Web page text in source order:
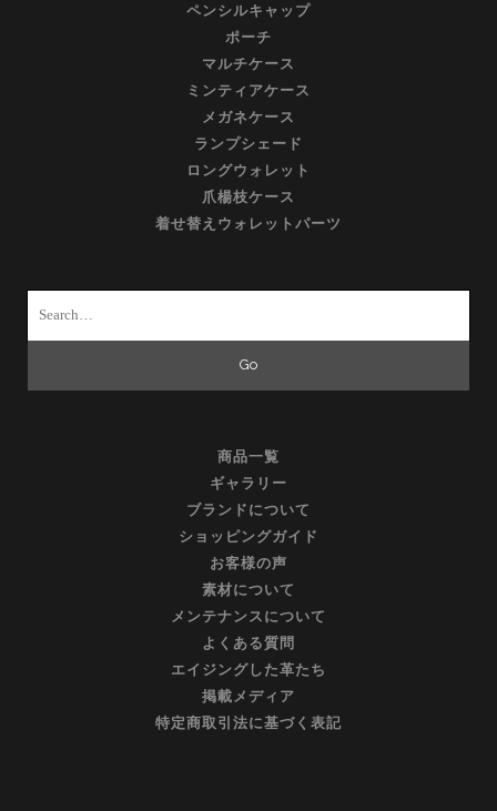
ペンシルキャップ
ポーチ
マルチケース
ミンティアケース
メガネケース
ランプシェード
ロングウォレット
爪楊枝ケース
着せ替えウォレットパーツ
商品一覧
ギャラリー
ブランドについて
ショッピングガイド
お客様の声
素材について
メンテナンスについて
よくある質問
エイジングした革たち
掲載メディア
特定商取引法に基づく表記